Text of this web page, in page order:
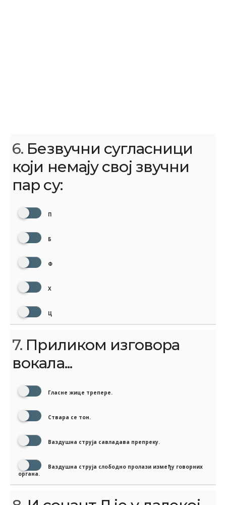
6. Безвучни сугласници
који немају свој звучни
пар су:
П
Б
Ф
Х
Ц
7. Приликом изговора
вокала...
Гласне жице трепере.
Ствара се тон.
Ваздушна струја савладава препреку.
Ваздушна струја слободно пролази између говорних
органа.